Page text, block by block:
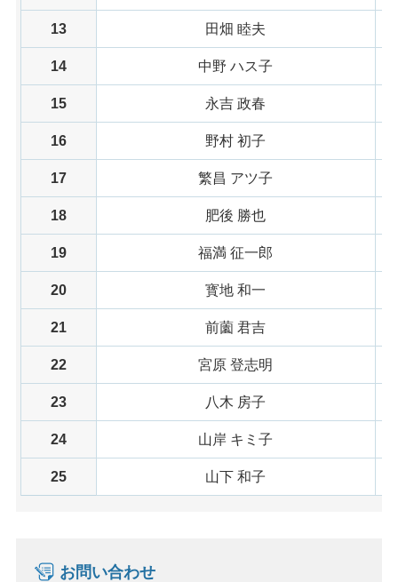
13 田畑 睦夫
14 中野 ハス子
15 永吉 政春
16 野村 初子
17 繁昌 アツ子
18 肥後 勝也
19 福満 征一郎
20 寳地 和一
21 前薗 君吉
22 宮原 登志明
23 八木 房子
24 山岸 キミ子
25 山下 和子
お問い合わせ